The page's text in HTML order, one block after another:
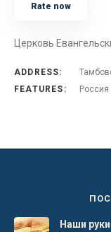
Rate now
Церковь
ADDRESS:
FEATURES:
Россия
Наши